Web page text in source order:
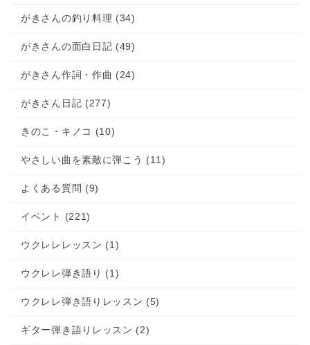
がきさんの釣り料理 (34)
がきさんの面白日記 (49)
がきさん作詞・作曲 (24)
がきさん日記 (277)
きのこ・キノコ (10)
やさしい曲を素敵に弾こう (11)
よくある質問 (9)
イベント (221)
ウクレレレッスン (1)
ウクレレ弾き語り (1)
ウクレレ弾き語りレッスン (5)
ギター弾き語りレッスン (2)